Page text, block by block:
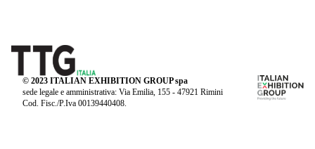
© 2023 ITALIAN EXHIBITION GROUP spa
sede legale e amministrativa: Via Emilia, 155 - 47921 Rimini
Cod. Fisc./P.Iva 00139440408.